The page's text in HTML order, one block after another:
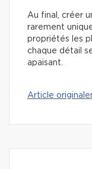
Au final, créer
rarement
propriétés les
chaque détail
apaisant.
Article